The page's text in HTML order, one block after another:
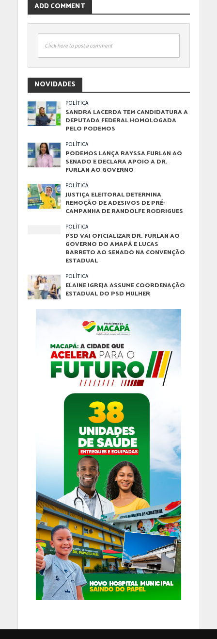
ADD COMMENT
Click here to post a comment
NOVIDADES
POLÍTICA
SANDRA LACERDA TEM CANDIDATURA A
DEPUTADA FEDERAL HOMOLOGADA
PELO PODEMOS
POLÍTICA
PODEMOS LANÇA RAYSSA FURLAN AO
SENADO E DECLARA APOIO A DR.
FURLAN AO GOVERNO
POLÍTICA
JUSTIÇA ELEITORAL DETERMINA
REMOÇÃO DE ADESIVOS DE PRÉ-
CAMPANHA DE RANDOLFE RODRIGUES
POLÍTICA
PSD VAI OFICIALIZAR DR. FURLAN AO
GOVERNO DO AMAPÁ E LUCAS
BARRETO AO SENADO NA CONVENÇÃO
ESTADUAL
POLÍTICA
ELAINE IGREJA ASSUME COORDENAÇÃO
ESTADUAL DO PSD MULHER